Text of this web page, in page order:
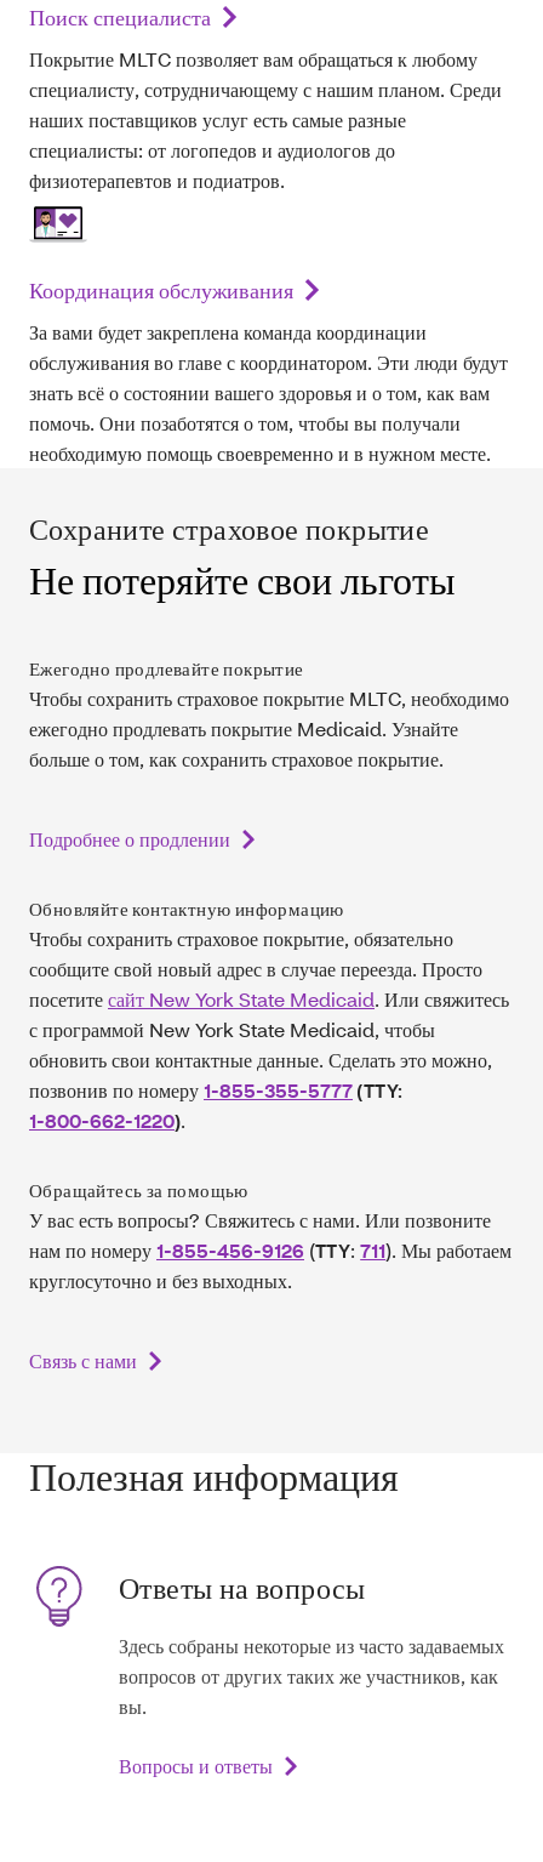
Поиск специалиста
Покрытие MLTC позволяет вам обращаться к любому
специалисту, сотрудничающему с нашим планом. Среди
наших поставщиков услуг есть самые разные
специалисты: от логопедов и аудиологов до
физиотерапевтов и подиатров.
Координация обслуживания
За вами будет закреплена команда координации
обслуживания во главе с координатором. Эти люди будут
знать всё о состоянии вашего здоровья и о том, как вам
помочь. Они позаботятся о том, чтобы вы получали
необходимую помощь своевременно и в нужном месте.
Сохраните страховое покрытие
Не потеряйте свои льготы
Ежегодно продлевайте покрытие
Чтобы сохранить страховое покрытие MLTC, необходимо
ежегодно продлевать покрытие Medicaid. Узнайте
больше о том, как сохранить страховое покрытие.
Подробнее о продлении
Обновляйте контактную информацию
Чтобы сохранить страховое покрытие, обязательно
сообщите свой новый адрес в случае переезда. Просто
посетитесайт New York State Medicaid. Или свяжитесь
с программой New York State Medicaid, чтобы
обновить свои контактные данные. Сделать это можно,
позвонив по номеру1-855-355-5777 (TTY:
1-800-662-1220).
Обращайтесь за помощью
У вас есть вопросы? Свяжитесь с нами. Или позвоните
нам по номеру1-855-456-9126 (TTY:711). Мы работаем
круглосуточно и без выходных.
Связь с нами
Полезная информация
Ответы на вопросы
Здесь собраны некоторые из часто задаваемых
вопросов от других таких же участников, как
вы.
Вопросы и ответы